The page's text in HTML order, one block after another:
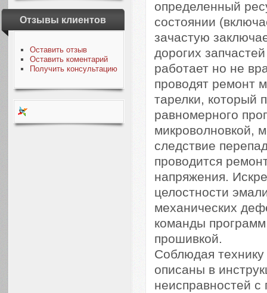
Отзывы клиентов
Оставить отзыв
Оставить коментарий
Получить консультацию
определенный
состоянии
зачастую
дорогих
работает но не
проводят ремонт
тарелки, который
равномерного
микроволновкой,
следствие
проводится
напряжения.
целостности
механических
команды
прошивкой.
Соблюдая технику
описаны в
неисправностей с